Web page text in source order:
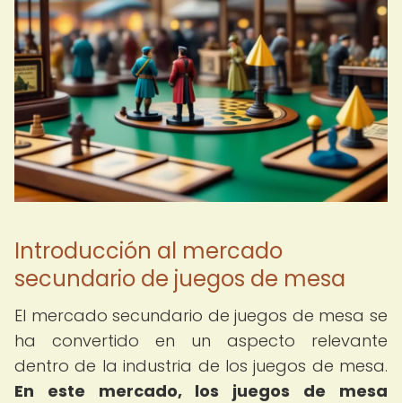
Introducción al mercado
secundario de juegos de mesa
El mercado secundario de juegos de mesa se
ha convertido en un aspecto relevante
dentro de la industria de los juegos de mesa.
En este mercado, los juegos de mesa